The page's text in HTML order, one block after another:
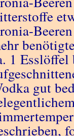
1 Esslöffel
gut